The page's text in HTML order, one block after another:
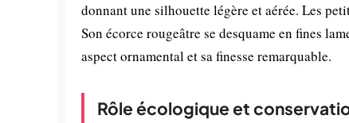
donnant une silhouette légère et aérée. Les
Son écorce rougeâtre se desquame en fines
aspect ornamental et sa finesse remarquable.
Rôle écologique et